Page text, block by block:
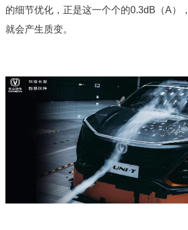
的细节优化，正是这一个个的0.3dB（A）
就会产生质变。